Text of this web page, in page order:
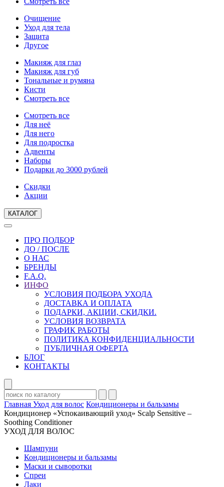
Очищение
Уход для тела
Защита
Другое
Макияж для глаз
Макияж для губ
Тональные и румяна
Кисти
Смотреть все
Смотреть все
Для неё
Для него
Для подростка
Адвенты
Наборы
Подарки до 3000 рублей
Скидки
Акции
КАТАЛОГ
ПРО ПОДБОР
ДО / ПОСЛЕ
О НАС
БРЕНДЫ
F.A.Q.
ИНФО
УСЛОВИЯ ПОДБОРА УХОДА
ДОСТАВКА И ОПЛАТА
ПОДАРКИ, АКЦИИ, СКИДКИ.
УСЛОВИЯ ВОЗВРАТА
ГРАФИК РАБОТЫ
ПОЛИТИКА КОНФИДЕНЦИАЛЬНОСТИ
ПУБЛИЧНАЯ ОФЕРТА
БЛОГ
КОНТАКТЫ
Главная Уход для волос Кондиционеры и бальзамы
Кондиционер «Успокаивающий уход» Scalp Sensitive –
Soothing Conditioner
УХОД ДЛЯ ВОЛОС
Шампуни
Кондиционеры и бальзамы
Маски и сыворотки
Спреи
Лаки